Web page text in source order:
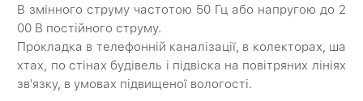
В змінного струму частотою 50 Гц або напругою до 2
00 В постійного струму.
Прокладка в телефонній каналізації, в колекторах, ша
хтах, по стінах будівель і підвіска на повітряних лініях
зв'язку, в умовах підвищеної вологості.